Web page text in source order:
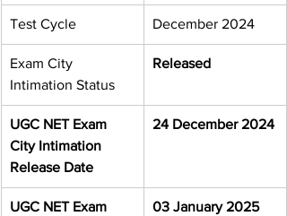
Test Cycle December 2024
Exam City
Intimation Status
Released
UGC NET Exam
City Intimation
Release Date
24 December 2024
UGC NET Exam
03 January 2025